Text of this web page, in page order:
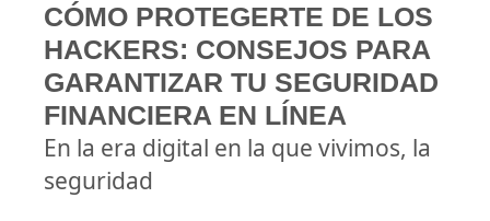
CÓMO PROTEGERTE DE LOS
HACKERS: CONSEJOS PARA
GARANTIZAR TU SEGURIDAD
FINANCIERA EN LÍNEA
En la era digital en la que vivimos, la
seguridad